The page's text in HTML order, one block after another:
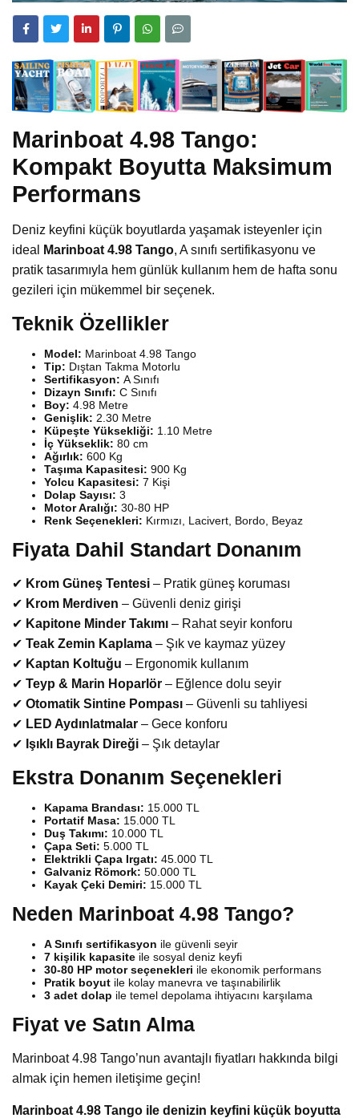
Marinboat 4.98 Tango:
Kompakt Boyutta Maksimum
Performans
Deniz keyfini küçük boyutlarda yaşamak isteyenler için
ideal
Marinboat 4.98 Tango, A sınıfı sertifikasyonu ve
pratik tasarımıyla hem günlük kullanım hem de hafta sonu
gezileri için mükemmel bir seçenek.
Teknik Özellikler
Model: Marinboat 4.98 Tango
Tip: Dıştan Takma Motorlu
Sertifikasyon: A Sınıfı
Dizayn Sınıfı: C Sınıfı
Boy: 4.98 Metre
Genişlik: 2.30 Metre
Küpeşte Yüksekliği: 1.10 Metre
İç Yükseklik: 80 cm
Ağırlık: 600 Kg
Taşıma Kapasitesi: 900 Kg
Yolcu Kapasitesi: 7 Kişi
Dolap Sayısı: 3
Motor Aralığı: 30-80 HP
Renk Seçenekleri: Kırmızı, Lacivert, Bordo, Beyaz
Fiyata Dahil Standart Donanım
✔ Krom Güneş Tentesi – Pratik güneş koruması
✔ Krom Merdiven – Güvenli deniz girişi
✔ Kapitone Minder Takımı – Rahat seyir konforu
✔ Teak Zemin Kaplama – Şık ve kaymaz yüzey
✔ Kaptan Koltuğu – Ergonomik kullanım
✔ Teyp & Marin Hoparlör – Eğlence dolu seyir
✔ Otomatik Sintine Pompası – Güvenli su tahliyesi
✔ LED Aydınlatmalar – Gece konforu
✔ Işıklı Bayrak Direği – Şık detaylar
Ekstra Donanım Seçenekleri
Kapama Brandası: 15.000 TL
Portatif Masa: 15.000 TL
Duş Takımı: 10.000 TL
Çapa Seti: 5.000 TL
Elektrikli Çapa Irgatı: 45.000 TL
Galvaniz Römork: 50.000 TL
Kayak Çeki Demiri: 15.000 TL
Neden Marinboat 4.98 Tango?
A Sınıfı sertifikasyon ile güvenli seyir
7 kişilik kapasite ile sosyal deniz keyfi
30-80 HP motor seçenekleri ile ekonomik performans
Pratik boyut ile kolay manevra ve taşınabilirlik
3 adet dolap ile temel depolama ihtiyacını karşılama
Fiyat ve Satın Alma
Marinboat 4.98 Tango’nun avantajlı fiyatları hakkında bilgi
almak için hemen iletişime geçin!
Marinboat 4.98 Tango ile denizin keyfini küçük boyutta